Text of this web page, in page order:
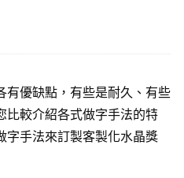
有優缺點，有些是耐久、有些
比較介紹各式做字手法的特
字手法來訂製客製化水晶獎